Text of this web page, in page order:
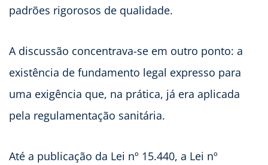
padrões rigorosos de qualidade.
A discussão concentrava-se em outro ponto: a
existência de fundamento legal expresso para
uma exigência que, na prática, já era aplicada
pela regulamentação sanitária.
Até a publicação da Lei nº 15.440, a Lei nº